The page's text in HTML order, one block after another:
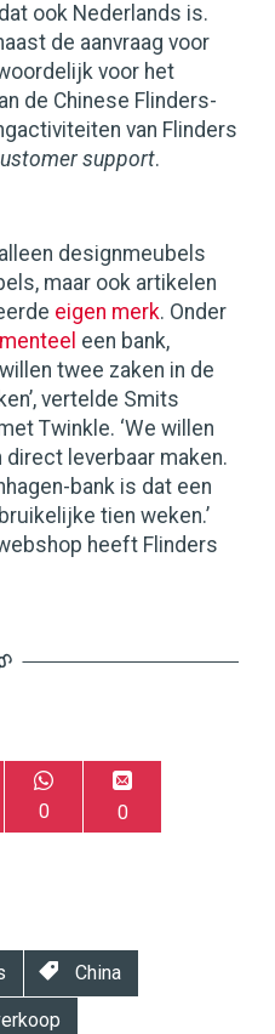
ook Nederlands is.
de aanvraag voor
voor het
de Chinese Flinders-
van Flinders
support.
designmeubels
maar ook artikelen
eigen merk. Onder
een bank,
twee zaken in de
vertelde Smits
Twinkle. ‘We willen
leverbaar maken.
bank is dat een
tien weken.’
heeft Flinders
0 0
China